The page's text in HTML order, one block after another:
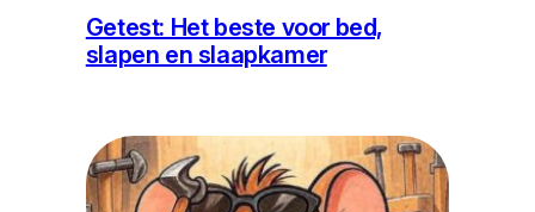
Getest: Het beste voor bed,
slapen en slaapkamer